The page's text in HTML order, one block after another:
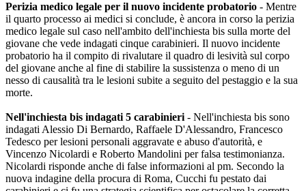
Perizia medico legale per il nuovo incidente probatorio - Mentre
il quarto processo ai medici si conclude, è ancora in corso la perizia
medico legale sul caso nell'ambito dell'inchiesta bis sulla morte del
giovane che vede indagati cinque carabinieri. Il nuovo incidente
probatorio ha il compito di rivalutare il quadro di lesività sul corpo
del giovane anche al fine di stabilire la sussistenza o meno di un
nesso di causalità tra le lesioni subite a seguito del pestaggio e la sua
morte.
Nell'inchiesta bis indagati 5 carabinieri - Nell'inchiesta bis sono
indagati Alessio Di Bernardo, Raffaele D'Alessandro, Francesco
Tedesco per lesioni personali aggravate e abuso d'autorità, e
Vincenzo Nicolardi e Roberto Mandolini per falsa testimonianza.
Nicolardi risponde anche di false informazioni al pm. Secondo la
nuova indagine della procura di Roma, Cucchi fu pestato dai